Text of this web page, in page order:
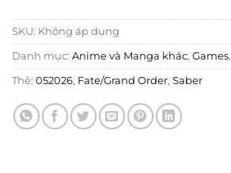
SKU: Không áp dụng
Danh mục: Anime và Manga khác, Games,
Thẻ: 052026, Fate/Grand Order, Saber